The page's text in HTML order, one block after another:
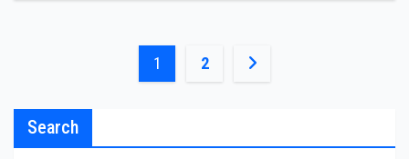
Posts
1 2
Search